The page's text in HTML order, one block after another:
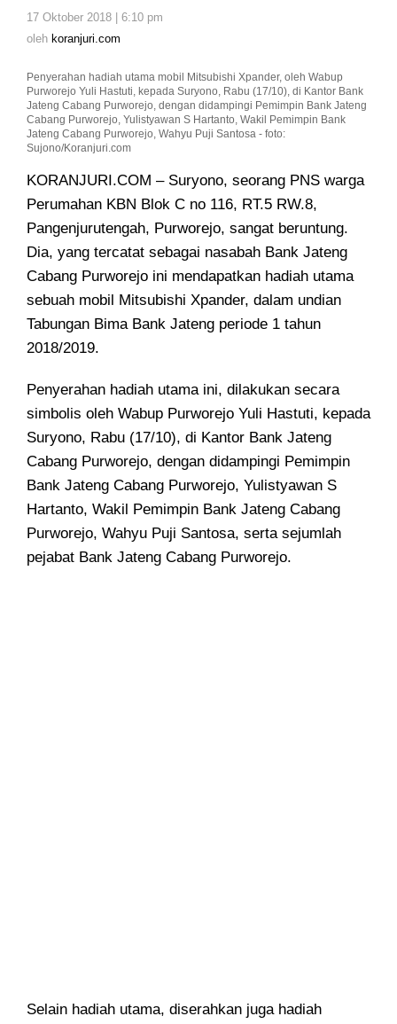
17 Oktober 2018 | 6:10 pm
oleh koranjuri.com
Penyerahan hadiah utama mobil Mitsubishi Xpander, oleh Wabup
Purworejo Yuli Hastuti, kepada Suryono, Rabu (17/10), di Kantor Bank
Jateng Cabang Purworejo, dengan didampingi Pemimpin Bank Jateng
Cabang Purworejo, Yulistyawan S Hartanto, Wakil Pemimpin Bank
Jateng Cabang Purworejo, Wahyu Puji Santosa - foto:
Sujono/Koranjuri.com
KORANJURI.COM – Suryono, seorang PNS warga
Perumahan KBN Blok C no 116, RT.5 RW.8,
Pangenjurutengah, Purworejo, sangat beruntung.
Dia, yang tercatat sebagai nasabah Bank Jateng
Cabang Purworejo ini mendapatkan hadiah utama
sebuah mobil Mitsubishi Xpander, dalam undian
Tabungan Bima Bank Jateng periode 1 tahun
2018/2019.
Penyerahan hadiah utama ini, dilakukan secara
simbolis oleh Wabup Purworejo Yuli Hastuti, kepada
Suryono, Rabu (17/10), di Kantor Bank Jateng
Cabang Purworejo, dengan didampingi Pemimpin
Bank Jateng Cabang Purworejo, Yulistyawan S
Hartanto, Wakil Pemimpin Bank Jateng Cabang
Purworejo, Wahyu Puji Santosa, serta sejumlah
pejabat Bank Jateng Cabang Purworejo.
Selain hadiah utama, diserahkan juga hadiah